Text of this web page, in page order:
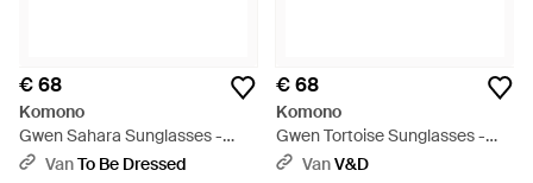
€ 68
Komono
Gwen Sahara Sunglasses -
BruinVanTo Be Dressed
€ 68
Komono
Gwen Tortoise Sunglasses -
Zwart
VanV&D